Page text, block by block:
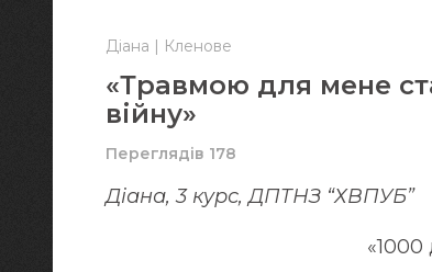
Діана | Кленове
«Травмою для мене
війну»
Переглядів 178
Діана, 3 курс, ДПТНЗ “ХВПУБ”
«1000